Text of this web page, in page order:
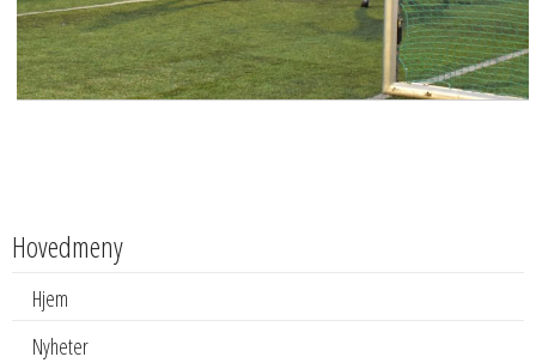
Hovedmeny
Hjem
Nyheter